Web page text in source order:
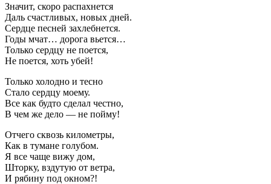
Значит, скоро распахнется
Даль счастливых, новых дней.
Сердце песней захлебнется.
Годы мчат… дорога вьется…
Только сердцу не поется,
Не поется, хоть убей!
Только холодно и тесно
Стало сердцу моему.
Все как будто сделал честно,
В чем же дело — не пойму!
Отчего сквозь километры,
Как в тумане голубом.
Я все чаще вижу дом,
Шторку, вздутую от ветра,
И рябину под окном?!